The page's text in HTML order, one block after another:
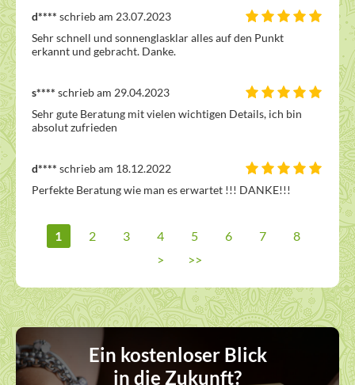
d**** schrieb am 23.07.2023
Sehr schnell und sonnenglasklar alles auf den Punkt
erkannt und gebracht. Danke.
s**** schrieb am 29.04.2023
Sehr gute Beratung mit vielen wichtigen Details, ich bin
absolut zufrieden
d**** schrieb am 18.12.2022
Perfekte Beratung wie man es erwartet !!! DANKE!!!
1 2 3 4 5 6 7
8
>
>>
Ein kostenloser Blick
in die Zukunft?